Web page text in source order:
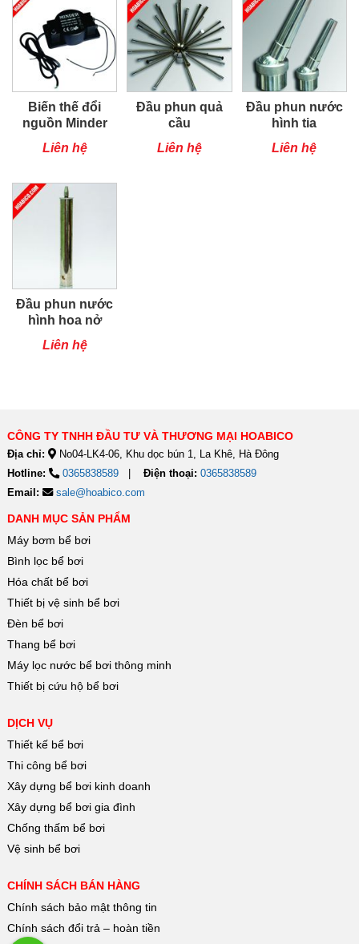
Biến thế đổi
nguồn Minder
Liên hệ
Đầu phun quả
cầu
Liên hệ
Đầu phun nước
hình tia
Liên hệ
Đầu phun nước
hình hoa nở
Liên hệ
CÔNG TY TNHH ĐẦU TƯ VÀ THƯƠNG MẠI HOABICO
Địa chỉ:
No04-LK4-06, Khu dọc bún 1, La Khê, Hà Đông
Hotline:
0365838589 Điện thoại: 0365838589
Email:
sale@hoabico.com
DANH MỤC SẢN PHẨM
Máy bơm bể bơi
Bình lọc bể bơi
Hóa chất bể bơi
Thiết bị vệ sinh bể bơi
Đèn bể bơi
Thang bể bơi
Máy lọc nước bể bơi thông minh
Thiết bị cứu hộ bể bơi
DỊCH VỤ
Thiết kế bể bơi
Thi công bể bơi
Xây dựng bể bơi kinh doanh
Xây dựng bể bơi gia đình
Chống thấm bể bơi
Vệ sinh bể bơi
CHÍNH SÁCH BÁN HÀNG
Chính sách bảo mật thông tin
Chính sách đổi trả – hoàn tiền